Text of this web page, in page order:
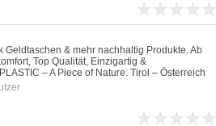
Geldtaschen & mehr nachhaltig Produkte. Ab
Top Qualität, Einzigartig &
– A Piece of Nature. Tirol – Österreich